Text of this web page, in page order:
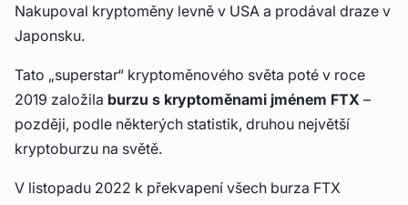
Nakupoval kryptoměny levně v USA a prodával draze v
Japonsku.
Tato „superstar“ kryptoměnového světa poté v roce
2019 založila burzu s kryptoměnami jménem FTX –
později, podle některých statistik, druhou největší
kryptoburzu na světě.
V listopadu 2022 k překvapení všech burza FTX